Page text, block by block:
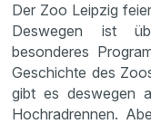
Der Zoo Leipzig
Deswegen ist
besonderes
Geschichte des
gibt es deswegen
Hochradrennen.